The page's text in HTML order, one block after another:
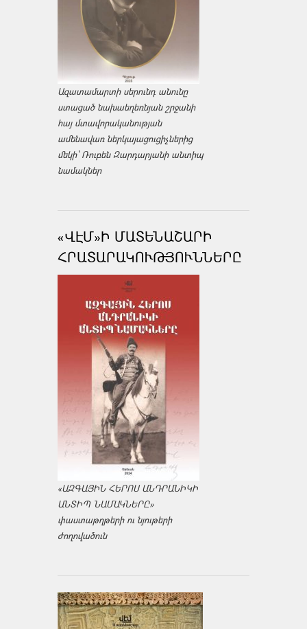
Ազատամարտի սերունդ անունը
ստացած նախաեղեռնյան շրջանի
հայ մտավորականության
ամենավառ ներկայացուցիչներից
մեկի՝ Ռուբեն Զարդարյանի անտիպ
նամակներ
«ՎԷՄ»Ի ՄԱՏԵՆԱՇԱՐԻ
ՀՐԱՏԱՐԱԿՈՒԹՅՈՒՆՆԵՐԸ
«ԱԶԳԱՅԻՆ ՀԵՐՈՍ ԱՆԴՐԱՆԻԿԻ
ԱՆՏԻՊ ՆԱՄԱԿՆԵՐԸ»
փաստաթղթերի ու նյութերի
ժողովածուն